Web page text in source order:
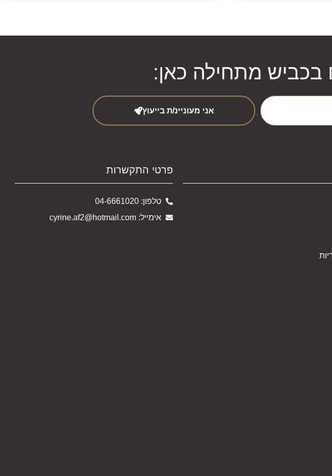
בכביש מתחילה כאן:
אני מעוניינ/ת בייעוץ
פרטי התקשרות
טלפון: 04-6661020
אימייל: cyrine.af2@hotmail.com